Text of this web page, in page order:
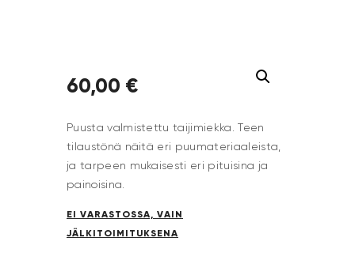
60,00 €
Puusta valmistettu taijimiekka. Teen
tilaustönä näitä eri puumateriaaleista,
ja tarpeen mukaisesti eri pituisina ja
painoisina.
EI VARASTOSSA, VAIN
JÄLKITOIMITUKSENA